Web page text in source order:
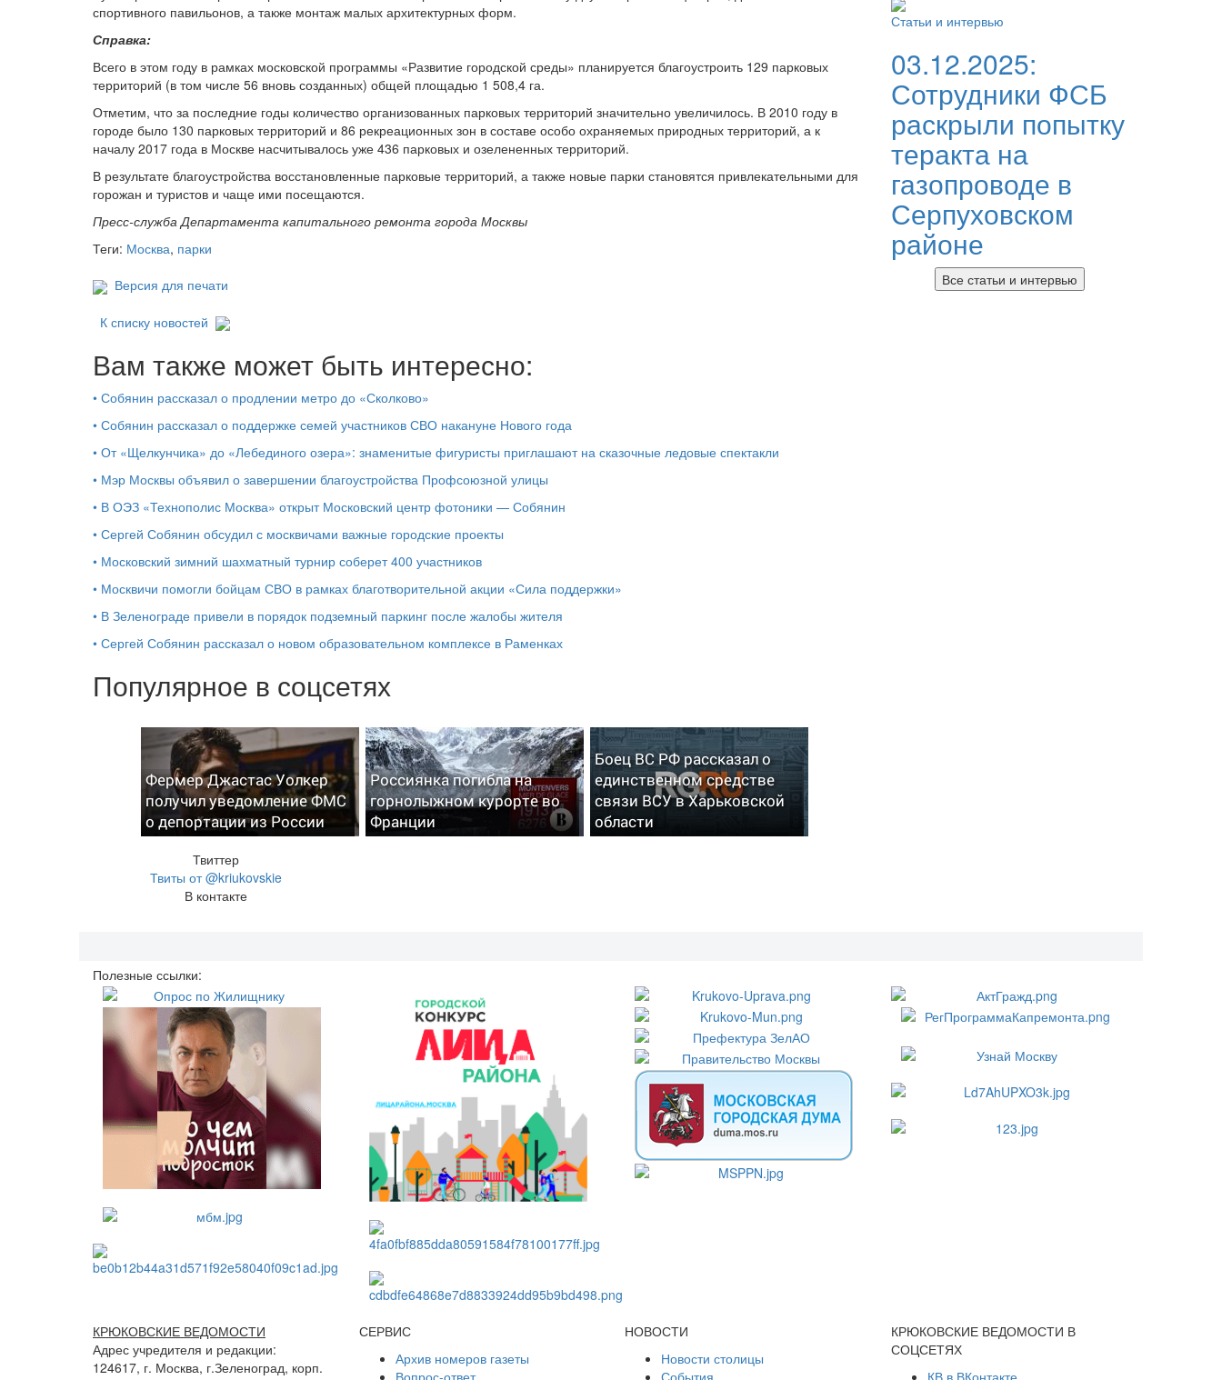
спортивного павильонов, а также монтаж малых архитектурных форм.
Справка:
Всего в этом году в рамках московской программы «Развитие городской среды» планируется благоустроить 129 парковых
территорий (в том числе 56 вновь созданных) общей площадью 1 508,4 га.
Отметим, что за последние годы количество организованных парковых территорий значительно увеличилось. В 2010 году в
городе было 130 парковых территорий и 86 рекреационных зон в составе особо охраняемых природных территорий, а к
началу 2017 года в Москве насчитывалось уже 436 парковых и озелененных территорий.
В результате благоустройства восстановленные парковые территорий, а также новые парки становятся привлекательными для
горожан и туристов и чаще ими посещаются.
Пресс-служба Департамента капитального ремонта города Москвы
Теги: Москва, парки
Версия для печати
К списку новостей
Вам также может быть интересно:
• Собянин рассказал о продлении метро до «Сколково»
• Собянин рассказал о поддержке семей участников СВО накануне Нового года
• От «Щелкунчика» до «Лебединого озера»: знаменитые фигуристы приглашают на сказочные ледовые спектакли
• Мэр Москвы объявил о завершении благоустройства Профсоюзной улицы
• В ОЭЗ «Технополис Москва» открыт Московский центр фотоники — Собянин
• Сергей Собянин обсудил с москвичами важные городские проекты
• Московский зимний шахматный турнир соберет 400 участников
• Москвичи помогли бойцам СВО в рамках благотворительной акции «Сила поддержки»
• В Зеленограде привели в порядок подземный паркинг после жалобы жителя
• Сергей Собянин рассказал о новом образовательном комплексе в Раменках
Популярное в соцсетях
Фермер Джастас Уолкер
получил уведомление ФМС
о депортации из России
Россиянка погибла на
горнолыжном курорте во
Франции
Боец ВС РФ рассказал о
единственном средстве
связи ВСУ в Харьковской
области
Твиттер
Твиты от @kriukovskie
В контакте
Статьи и интервью
03.12.2025:
Сотрудники ФСБ
раскрыли попытку
теракта на
газопроводе в
Серпуховском
районе
Все статьи и интервью
Полезные ссылки:
КРЮКОВСКИЕ ВЕДОМОСТИ
Адрес учредителя и редакции:
124617, г. Москва, г.Зеленоград, корп.
СЕРВИС
Архив номеров газеты
Вопрос-ответ
НОВОСТИ
Новости столицы
События
КРЮКОВСКИЕ ВЕДОМОСТИ В
СОЦСЕТЯХ
КВ в ВКонтакте